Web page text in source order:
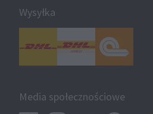
Wysyłka
Media społecznościowe